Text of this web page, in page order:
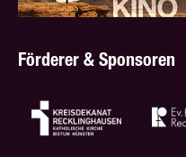
Förderer & Sponsoren